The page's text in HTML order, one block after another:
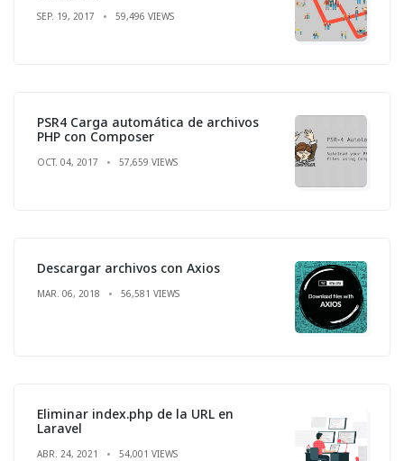
SEP. 19, 2017 59,496 VIEWS
PSR4 Carga automática de archivos
PHP con Composer
OCT. 04, 2017 57,659 VIEWS
Descargar archivos con Axios
MAR. 06, 2018 56,581 VIEWS
Eliminar index.php de la URL en
Laravel
ABR. 24, 2021 54,001 VIEWS